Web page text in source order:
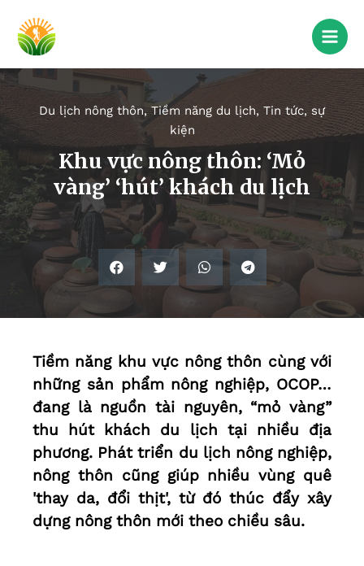
Du lịch nông thôn, Tiềm năng du lịch, Tin tức, sự
kiện
Khu vực nông thôn: ‘Mỏ
vàng’ ‘hút’ khách du lịch
Tiềm năng khu vực nông thôn cùng với
những sản phẩm nông nghiệp, OCOP…
đang là nguồn tài nguyên, “mỏ vàng”
thu hút khách du lịch tại nhiều địa
phương. Phát triển du lịch nông nghiệp,
nông thôn cũng giúp nhiều vùng quê
'thay da, đổi thịt', từ đó thúc đẩy xây
dựng nông thôn mới theo chiều sâu.